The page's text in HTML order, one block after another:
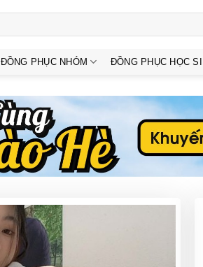
ĐỒNG PHỤC NHÓM ĐỒNG PHỤC HỌC